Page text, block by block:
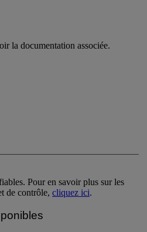
la documentation associée.
Pour en savoir plus sur les
de contrôle, cliquez ici.